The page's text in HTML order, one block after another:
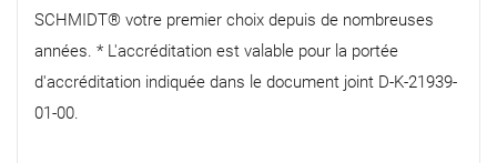
SCHMIDT® votre premier choix depuis de nombreuses
années. * L'accréditation est valable pour la portée
d'accréditation indiquée dans le document joint D-K-21939-
01-00.